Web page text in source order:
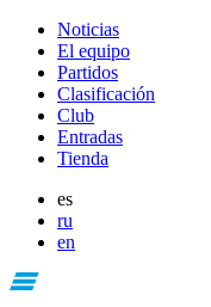
Noticias
El equipo
Partidos
Clasificación
Club
Entradas
Tienda
es
ru
en